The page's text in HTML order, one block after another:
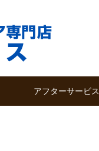
アフターサービス